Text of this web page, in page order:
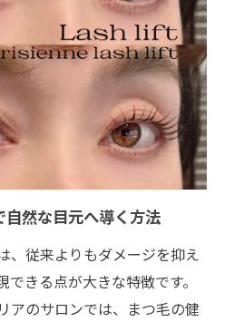
剤で叶う安心まつ毛パーマ
まつ毛パーマのメリット
傷みにくいサロン選びの秘
まつ毛パーマ体験談
然な仕上がりを実感した
える透明感ある目元の体
自然な目元へ導く方法
、従来よりもダメージを抑え
きる点が大きな特徴です。
アのサロンでは、まつ毛の健